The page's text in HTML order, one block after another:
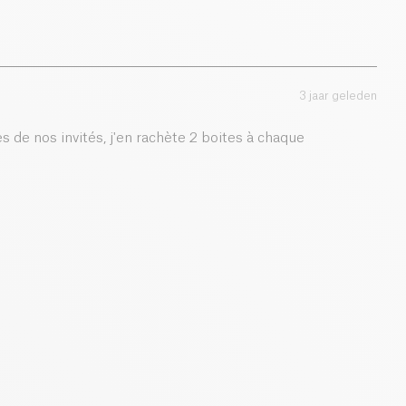
3 jaar geleden
de nos invités, j'en rachète 2 boites à chaque